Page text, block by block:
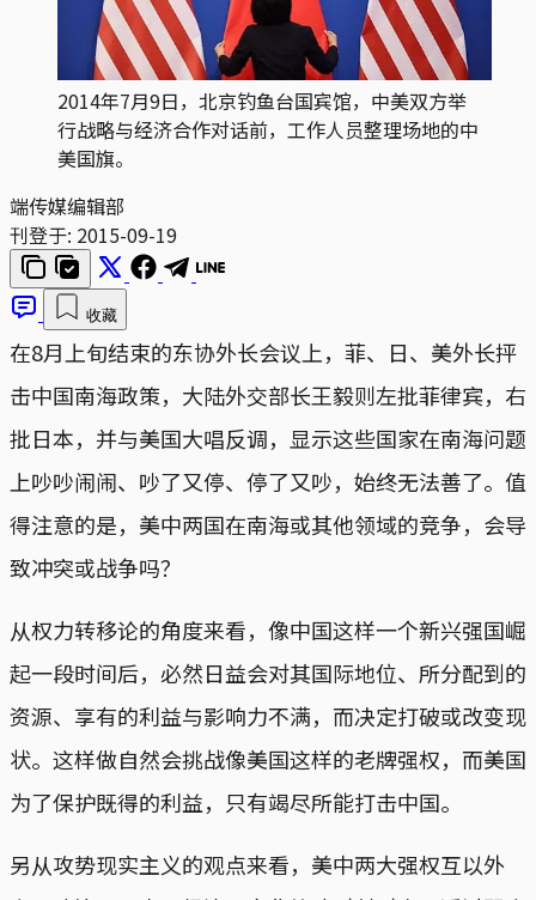
2014年7月9日，北京钓鱼台国宾馆，中美双方举
行战略与经济合作对话前，工作人员整理场地的中
美国旗。
端传媒编辑部
刊登于: 2015-09-19
收藏
在8月上旬结束的东协外长会议上，菲、日、美外长抨
击中国南海政策，大陆外交部长王毅则左批菲律宾，右
批日本，并与美国大唱反调，显示这些国家在南海问题
上吵吵闹闹、吵了又停、停了又吵，始终无法善了。值
得注意的是，美中两国在南海或其他领域的竞争，会导
致冲突或战争吗？
从权力转移论的角度来看，像中国这样一个新兴强国崛
起一段时间后，必然日益会对其国际地位、所分配到的
资源、享有的利益与影响力不满，而决定打破或改变现
状。这样做自然会挑战像美国这样的老牌强权，而美国
为了保护既得的利益，只有竭尽所能打击中国。
另从攻势现实主义的观点来看，美中两大强权互以外